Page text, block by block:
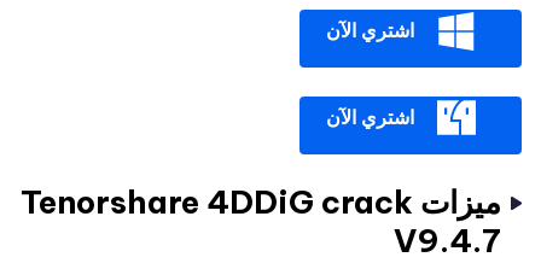
اشتري الآن
اشتري الآن
ميزات Tenorshare 4DDiG crack
V9.4.7